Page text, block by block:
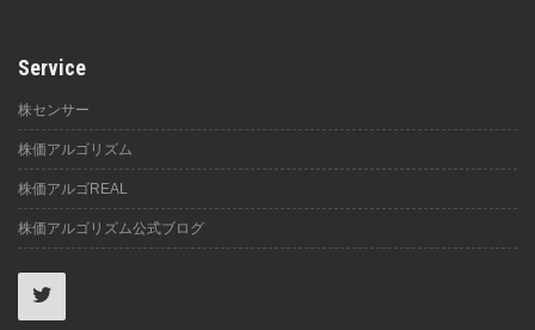
Service
株センサー
株価アルゴリズム
株価アルゴREAL
株価アルゴリズム公式ブログ